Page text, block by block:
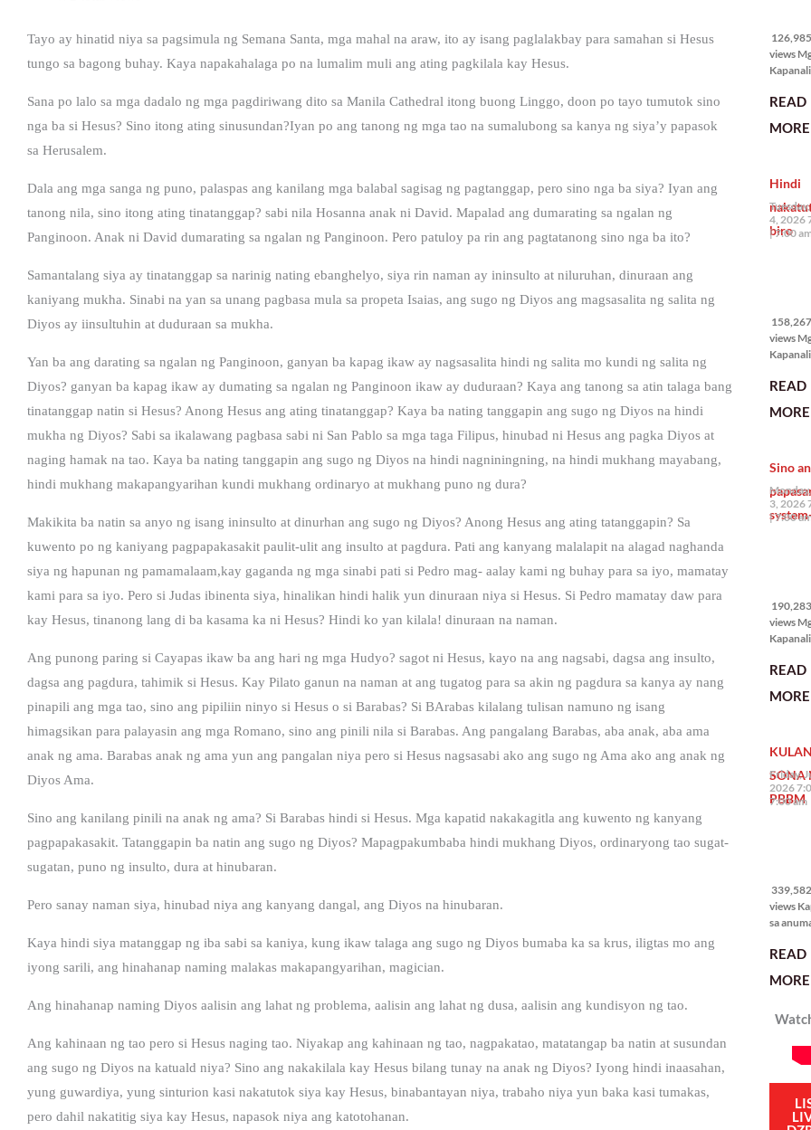
Tayo ay hinatid niya sa pagsimula ng Semana Santa, mga mahal na araw, ito ay isang paglalakbay para samahan si Hesus
tungo sa bagong buhay. Kaya napakahalaga po na lumalim muli ang ating pagkilala kay Hesus.
Sana po lalo sa mga dadalo ng mga pagdiriwang dito sa Manila Cathedral itong buong Linggo, doon po tayo tumutok sino
nga ba si Hesus? Sino itong ating sinusundan?Iyan po ang tanong ng mga tao na sumalubong sa kanya ng siya’y papasok
sa Herusalem.
Dala ang mga sanga ng puno, palaspas ang kanilang mga balabal sagisag ng pagtanggap, pero sino nga ba siya? Iyan ang
tanong nila, sino itong ating tinatanggap? sabi nila Hosanna anak ni David. Mapalad ang dumarating sa ngalan ng
Panginoon. Anak ni David dumarating sa ngalan ng Panginoon. Pero patuloy pa rin ang pagtatanong sino nga ba ito?
Samantalang siya ay tinatanggap sa narinig nating ebanghelyo, siya rin naman ay ininsulto at niluruhan, dinuraan ang
kaniyang mukha. Sinabi na yan sa unang pagbasa mula sa propeta Isaias, ang sugo ng Diyos ang magsasalita ng salita ng
Diyos ay iinsultuhin at duduraan sa mukha.
Yan ba ang darating sa ngalan ng Panginoon, ganyan ba kapag ikaw ay nagsasalita hindi ng salita mo kundi ng salita ng
Diyos? ganyan ba kapag ikaw ay dumating sa ngalan ng Panginoon ikaw ay duduraan? Kaya ang tanong sa atin talaga bang
tinatanggap natin si Hesus? Anong Hesus ang ating tinatanggap? Kaya ba nating tanggapin ang sugo ng Diyos na hindi
mukha ng Diyos? Sabi sa ikalawang pagbasa sabi ni San Pablo sa mga taga Filipus, hinubad ni Hesus ang pagka Diyos at
naging hamak na tao. Kaya ba nating tanggapin ang sugo ng Diyos na hindi nagniningning, na hindi mukhang mayabang,
hindi mukhang makapangyarihan kundi mukhang ordinaryo at mukhang puno ng dura?
Makikita ba natin sa anyo ng isang ininsulto at dinurhan ang sugo ng Diyos? Anong Hesus ang ating tatanggapin? Sa
kuwento po ng kaniyang pagpapakasakit paulit-ulit ang insulto at pagdura. Pati ang kanyang malalapit na alagad naghanda
siya ng hapunan ng pamamalaam,kay gaganda ng mga sinabi pati si Pedro mag- aalay kami ng buhay para sa iyo, mamatay
kami para sa iyo. Pero si Judas ibinenta siya, hinalikan hindi halik yun dinuraan niya si Hesus. Si Pedro mamatay daw para
kay Hesus, tinanong lang di ba kasama ka ni Hesus? Hindi ko yan kilala! dinuraan na naman.
Ang punong paring si Cayapas ikaw ba ang hari ng mga Hudyo? sagot ni Hesus, kayo na ang nagsabi, dagsa ang insulto,
dagsa ang pagdura, tahimik si Hesus. Kay Pilato ganun na naman at ang tugatog para sa akin ng pagdura sa kanya ay nang
pinapili ang mga tao, sino ang pipiliin ninyo si Hesus o si Barabas? Si BArabas kilalang tulisan namuno ng isang
himagsikan para palayasin ang mga Romano, sino ang pinili nila si Barabas. Ang pangalang Barabas, aba anak, aba ama
anak ng ama. Barabas anak ng ama yun ang pangalan niya pero si Hesus nagsasabi ako ang sugo ng Ama ako ang anak ng
Diyos Ama.
Sino ang kanilang pinili na anak ng ama? Si Barabas hindi si Hesus. Mga kapatid nakakagitla ang kuwento ng kanyang
pagpapakasakit. Tatanggapin ba natin ang sugo ng Diyos? Mapagpakumbaba hindi mukhang Diyos, ordinaryong tao sugat-
sugatan, puno ng insulto, dura at hinubaran.
Pero sanay naman siya, hinubad niya ang kanyang dangal, ang Diyos na hinubaran.
Kaya hindi siya matanggap ng iba sabi sa kaniya, kung ikaw talaga ang sugo ng Diyos bumaba ka sa krus, iligtas mo ang
iyong sarili, ang hinahanap naming malakas makapangyarihan, magician.
Ang hinahanap naming Diyos aalisin ang lahat ng problema, aalisin ang lahat ng dusa, aalisin ang kundisyon ng tao.
Ang kahinaan ng tao pero si Hesus naging tao. Niyakap ang kahinaan ng tao, nagpakatao, matatangap ba natin at susundan
ang sugo ng Diyos na katuald niya? Sino ang nakakilala kay Hesus bilang tunay na anak ng Diyos? Iyong hindi inaasahan,
yung guwardiya, yung sinturion kasi nakatutok siya kay Hesus, binabantayan niya, trabaho niya yun baka kasi tumakas,
pero dahil nakatitig siya kay Hesus, napasok niya ang katotohanan.
views
bawat
disente,
itong
ligtas,
READ
MORE
Hindi
biro
4, 2026
7:00
views
Japanese
the
bahay
READ
MORE
Sino
3, 2026
7:00
views
State of
Marcos
READ
MORE
SONA
PBBM
Friday,
2026
7:00 am
views
sa
planong
sadyang
itong
kulang.
READ
MORE